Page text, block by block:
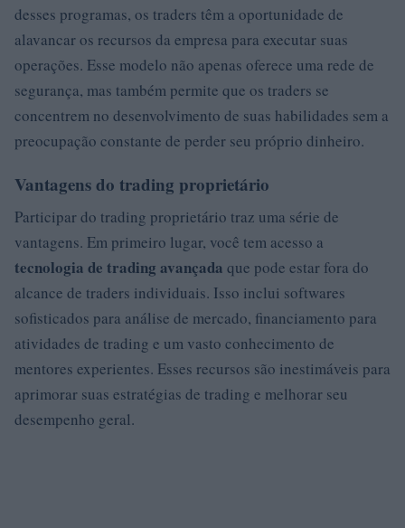
desses programas, os traders têm a oportunidade de
alavancar os recursos da empresa para executar suas
operações. Esse modelo não apenas oferece uma rede de
segurança, mas também permite que os traders se
concentrem no desenvolvimento de suas habilidades sem a
preocupação constante de perder seu próprio dinheiro.
Vantagens do trading proprietário
Participar do trading proprietário traz uma série de
vantagens. Em primeiro lugar, você tem acesso a
tecnologia de trading avançada que pode estar fora do
alcance de traders individuais. Isso inclui softwares
sofisticados para análise de mercado, financiamento para
atividades de trading e um vasto conhecimento de
mentores experientes. Esses recursos são inestimáveis para
aprimorar suas estratégias de trading e melhorar seu
desempenho geral.